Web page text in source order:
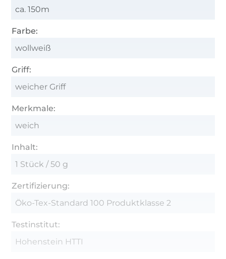
ca. 150m
Farbe:
wollweiß
Griff:
weicher Griff
Merkmale:
weich
Inhalt:
1 Stück / 50 g
Zertifizierung:
Öko-Tex-Standard 100 Produktklasse 2
Testinstitut:
Hohenstein HTTI